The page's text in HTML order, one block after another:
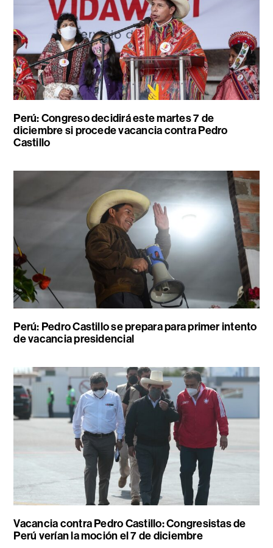
Perú: Congreso decidirá este martes 7 de
diciembre si procede vacancia contra Pedro
Castillo
Perú: Pedro Castillo se prepara para primer intento
de vacancia presidencial
Vacancia contra Pedro Castillo: Congresistas de
Perú verían la moción el 7 de diciembre